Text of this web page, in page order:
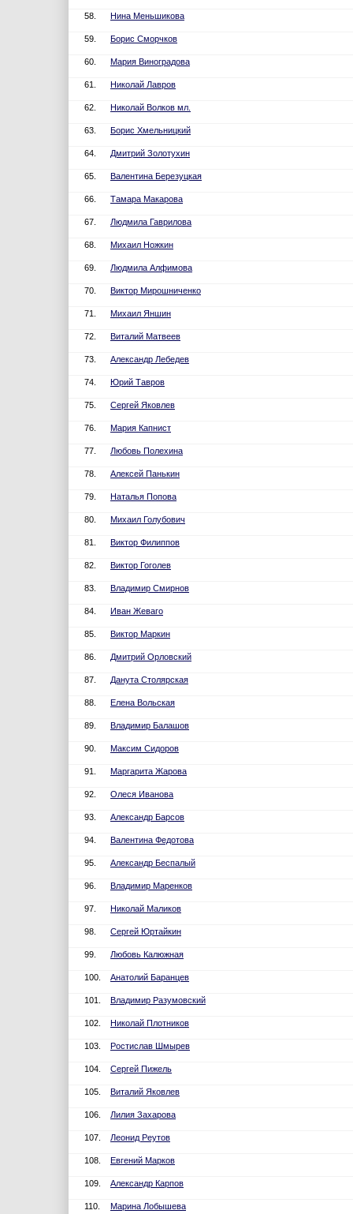
58. Нина Меньшикова
59. Борис Сморчков
60. Мария Виноградова
61. Николай Лавров
62. Николай Волков мл.
63. Борис Хмельницкий
64. Дмитрий Золотухин
65. Валентина Березуцкая
66. Тамара Макарова
67. Людмила Гаврилова
68. Михаил Ножкин
69. Людмила Алфимова
70. Виктор Мирошниченко
71. Михаил Яншин
72. Виталий Матвеев
73. Александр Лебедев
74. Юрий Тавров
75. Сергей Яковлев
76. Мария Капнист
77. Любовь Полехина
78. Алексей Панькин
79. Наталья Попова
80. Михаил Голубович
81. Виктор Филиппов
82. Виктор Гоголев
83. Владимир Смирнов
84. Иван Жеваго
85. Виктор Маркин
86. Дмитрий Орловский
87. Данута Столярская
88. Елена Вольская
89. Владимир Балашов
90. Максим Сидоров
91. Маргарита Жарова
92. Олеся Иванова
93. Александр Барсов
94. Валентина Федотова
95. Александр Беспалый
96. Владимир Маренков
97. Николай Маликов
98. Сергей Юртайкин
99. Любовь Калюжная
100. Анатолий Баранцев
101. Владимир Разумовский
102. Николай Плотников
103. Ростислав Шмырев
104. Сергей Пижель
105. Виталий Яковлев
106. Лилия Захарова
107. Леонид Реутов
108. Евгений Марков
109. Александр Карпов
110. Марина Лобышева